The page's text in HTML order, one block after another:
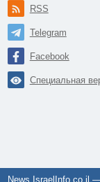
RSS
Telegram
Facebook
Специальная
News.IsraelInfo.co.il